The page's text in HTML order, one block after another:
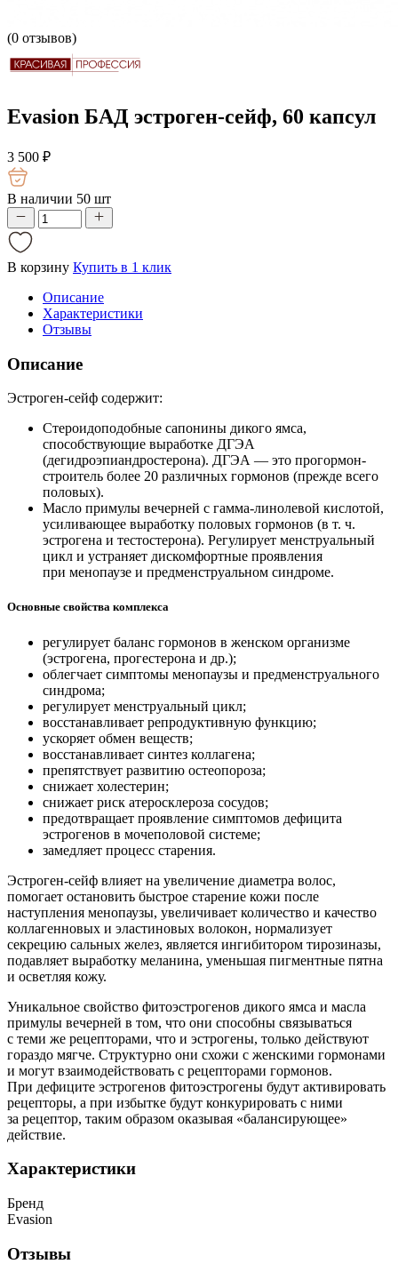
(0 отзывов)
Evasion БАД эстроген-сейф, 60 капсул
3 500 ₽
В наличии 50 шт
В корзину Купить в 1 клик
Описание
Характеристики
Отзывы
Описание
Эстроген-сейф содержит:
Стероидоподобные сапонины дикого ямса,
способствующие выработке ДГЭА
(дегидроэпиандростерона). ДГЭА — это прогормон-
строитель более 20 различных гормонов (прежде всего
половых).
Масло примулы вечерней с гамма-линолевой кислотой,
усиливающее выработку половых гормонов (в т. ч.
эстрогена и тестостерона). Регулирует менструальный
цикл и устраняет дискомфортные проявления
при менопаузе и предменструальном синдроме.
Основные свойства комплекса
регулирует баланс гормонов в женском организме
(эстрогена, прогестерона и др.);
облегчает симптомы менопаузы и предменструального
синдрома;
регулирует менструальный цикл;
восстанавливает репродуктивную функцию;
ускоряет обмен веществ;
восстанавливает синтез коллагена;
препятствует развитию остеопороза;
снижает холестерин;
снижает риск атеросклероза сосудов;
предотвращает проявление симптомов дефицита
эстрогенов в мочеполовой системе;
замедляет процесс старения.
Эстроген-сейф влияет на увеличение диаметра волос,
помогает остановить быстрое старение кожи после
наступления менопаузы, увеличивает количество и качество
коллагенновых и эластиновых волокон, нормализует
секрецию сальных желез, является ингибитором тирозиназы,
подавляет выработку меланина, уменьшая пигментные пятна
и осветляя кожу.
Уникальное свойство фитоэстрогенов дикого ямса и масла
примулы вечерней в том, что они способны связываться
с теми же рецепторами, что и эстрогены, только действуют
гораздо мягче. Структурно они схожи с женскими гормонами
и могут взаимодействовать с рецепторами гормонов.
При дефиците эстрогенов фитоэстрогены будут активировать
рецепторы, а при избытке будут конкурировать с ними
за рецептор, таким образом оказывая «балансирующее»
действие.
Характеристики
Бренд
Evasion
Отзывы